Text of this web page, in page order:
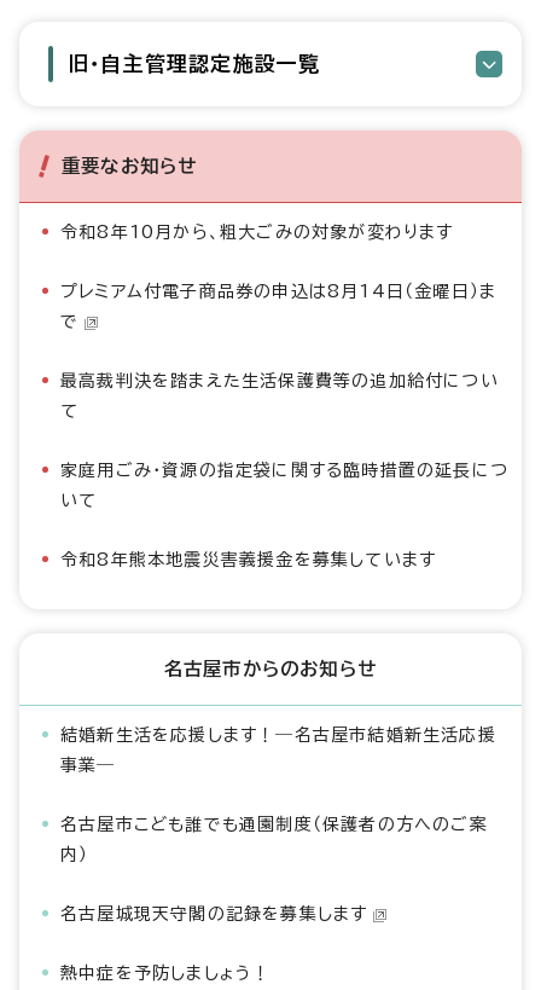
旧・自主管理認定施設一覧
重要なお知らせ
令和8年10月から、粗大ごみの対象が変わります
プレミアム付電子商品券の申込は8月14日（金曜日）ま
で
最高裁判決を踏まえた生活保護費等の追加給付につい
て
家庭用ごみ・資源の指定袋に関する臨時措置の延長につ
いて
令和8年熊本地震災害義援金を募集しています
名古屋市からのお知らせ
結婚新生活を応援します！―名古屋市結婚新生活応援
事業―
名古屋市こども誰でも通園制度（保護者の方へのご案
内）
名古屋城現天守閣の記録を募集します
熱中症を予防しましょう！